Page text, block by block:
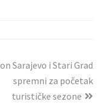
Sarajevo i Stari Grad
spremni za početak
turističke sezone